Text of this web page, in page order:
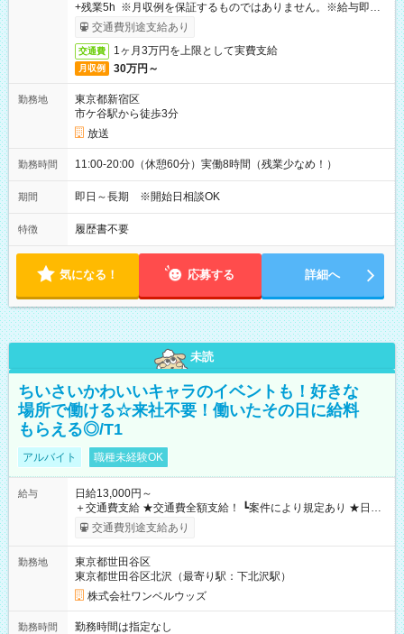
+残業5h ※月収例を保証するものではありません。※給与即受
取りサービス利用可（利用条件有）
交通費別途支給あり
交通費 1ヶ月3万円を上限として実費支給
月収例 30万円～
勤務地
東京都新宿区
市ケ谷駅から徒歩3分
放送
勤務時間 11:00-20:00（休憩60分）実働8時間（残業少なめ！）
期間 即日～長期 ※開始日相談OK
特徴 履歴書不要
気になる！ 応募する 詳細へ
未読
ちいさいかわいいキャラのイベントも！好きな
場所で働ける☆来社不要！働いたその日に給料
もらえる◎/T1
アルバイト 職種未経験OK
給与
日給13,000円～
＋交通費支給 ★交通費全額支給！ ┗案件により規定あり ★日払
いOK！（規定あり） ┗働いたその日に現金GET♪ お仕事後はコ
ンビニATMから 日払い分を引き落とせます！ 【試用期間】試
交通費別途支給あり
勤務地
東京都世田谷区
東京都世田谷区北沢（最寄り駅：下北沢駅）
株式会社ワンベルウッズ
勤務時間
勤務時間は指定なし